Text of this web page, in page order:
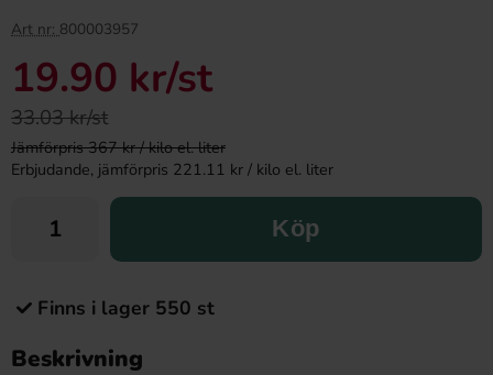
Art nr: 800003957
19.90 kr/st
33.03 kr/st
Jämförpris 367 kr / kilo el. liter
Erbjudande, jämförpris 221.11 kr / kilo el. liter
Köp
Finns i lager 550 st
Beskrivning